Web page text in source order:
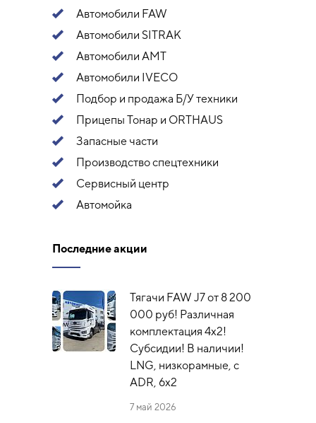
Автомобили FAW
Автомобили SITRAK
Автомобили АМТ
Автомобили IVECO
Подбор и продажа Б/У техники
Прицепы Тонар и ORTHAUS
Запасные части
Производство спецтехники
Сервисный центр
Автомойка
Последние акции
Тягачи FAW J7 от 8 200
000 руб! Различная
комплектация 4х2!
Субсидии! В наличии!
LNG, низкорамные, с
ADR, 6x2
7 май 2026